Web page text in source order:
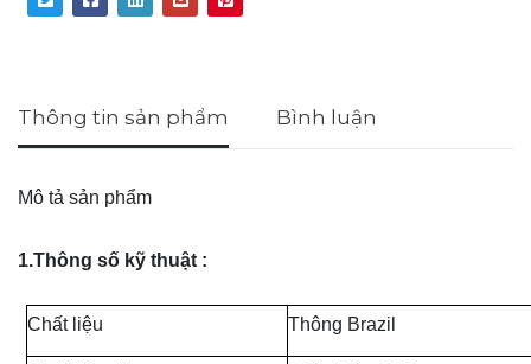
Thông tin sản phẩm Bình luận
Mô tả sản phẩm
1.Thông số kỹ thuật :
Chất liệu Thông Brazil